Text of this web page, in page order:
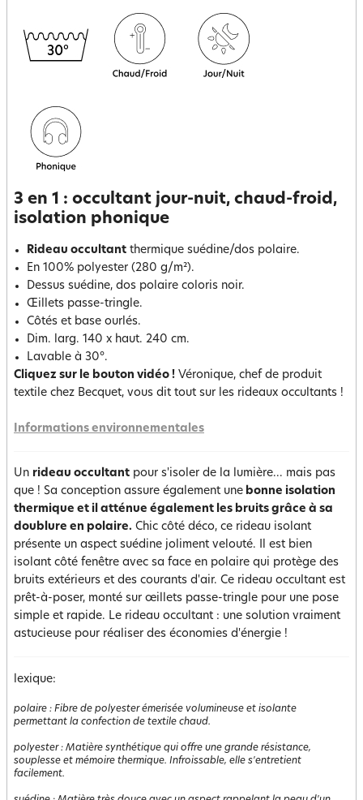
3 en 1 : occultant jour-nuit, chaud-froid,
isolation phonique
Rideau occultant thermique suédine/dos polaire.
En 100% polyester (280 g/m²).
Dessus suédine, dos polaire coloris noir.
Œillets passe-tringle.
Côtés et base ourlés.
Dim. larg. 140 x haut. 240 cm.
Lavable à 30°.
Cliquez sur le bouton vidéo ! Véronique, chef de produit
textile chez Becquet, vous dit tout sur les rideaux occultants !
Informations environnementales
Un rideau occultant pour s'isoler de la lumière... mais pas
que ! Sa conception assure également une bonne isolation
thermique et il atténue également les bruits grâce à sa
doublure en polaire. Chic côté déco, ce rideau isolant
présente un aspect suédine joliment velouté. Il est bien
isolant côté fenêtre avec sa face en polaire qui protège des
bruits extérieurs et des courants d'air. Ce rideau occultant est
prêt-à-poser, monté sur œillets passe-tringle pour une pose
simple et rapide. Le rideau occultant : une solution vraiment
astucieuse pour réaliser des économies d'énergie !
lexique:
polaire : Fibre de polyester émerisée volumineuse et isolante
permettant la confection de textile chaud.
polyester: Matière synthétique qui offre une grande résistance,
souplesse et mémoire thermique. Infroissable, elle s'entretient
facilement.